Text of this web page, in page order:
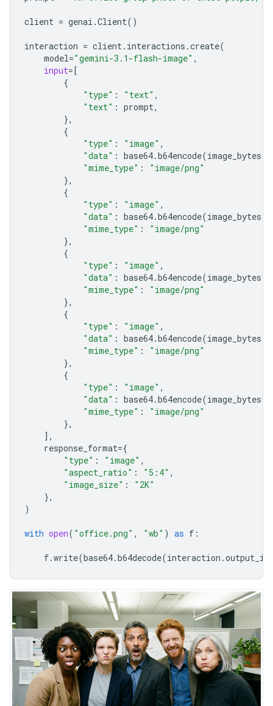
client = genai .Client()
interaction = client . interactions .create(
model="gemini-3.1-flash-image" ,
input=[
{
"type" : "text" ,
"text" : prompt,
},
{
"type" : "image" ,
"data" : base64.b64encode(image_bytes
"mime_type" :
"image/png"
},
{
"type" : "image" ,
"data" : base64.b64encode(image_bytes
"mime_type" :
"image/png"
},
{
"type" : "image" ,
"data" : base64.b64encode(image_bytes
"mime_type" :
"image/png"
},
{
"type" : "image" ,
"data" : base64.b64encode(image_bytes
"mime_type" :
"image/png"
},
{
"type" : "image" ,
"data" : base64.b64encode(image_bytes
"mime_type" :
"image/png"
},
],
response_format={
"type" : "image" ,
"aspect_ratio" : "5:4" ,
"image_size" :
"2K"
},
)
with open( "office.png" , "wb" ) as f :
f.write(base64.b64decode(interaction .